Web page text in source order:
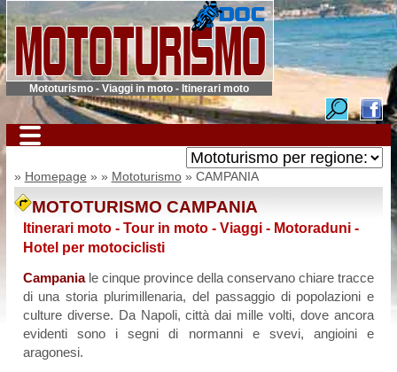
Mototurismo - Viaggi in moto - Itinerari moto
» Homepage » » Mototurismo» CAMPANIA
MOTOTURISMO CAMPANIA
Itinerari moto - Tour in moto - Viaggi - Motoraduni -
Hotel per motociclisti
Campaniale cinque province della conservano chiare tracce
di una storia plurimillenaria, del passaggio di popolazioni e
culture diverse. Da Napoli, città dai mille volti, dove ancora
evidenti sono i segni di normanni e svevi, angioini e
aragonesi.